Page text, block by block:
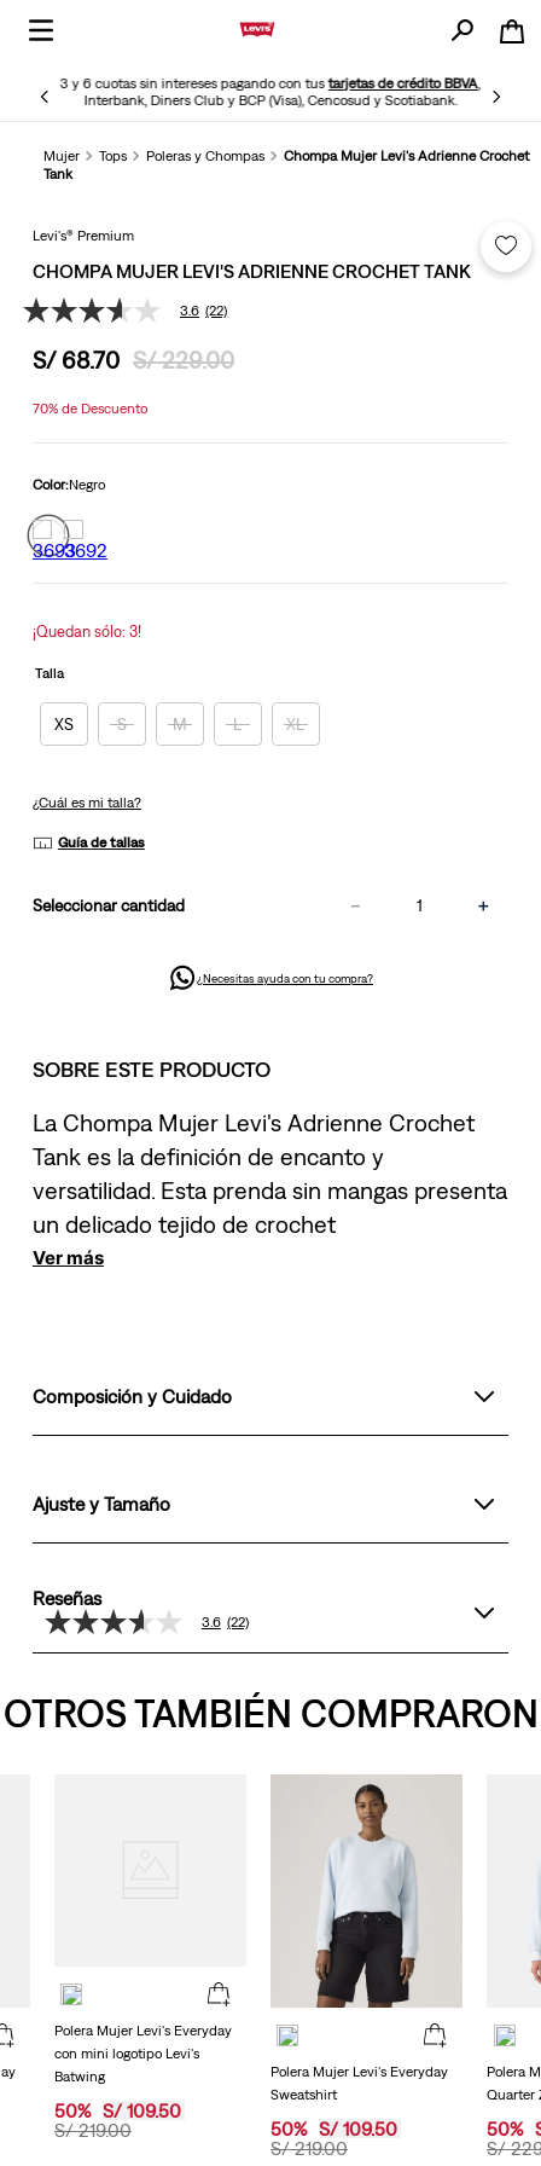
3 y 6 cuotas sin intereses pagando con tustarjetas de crédito BBVA,
Interbank, Diners Club y BCP (Visa), Cencosud y Scotiabank.
Mujer Tops Poleras y Chompas
Chompa Mujer Levi's Adrienne Crochet
Tank
Levi's® Premium
CHOMPA MUJER LEVI'S ADRIENNE CROCHET TANK
3.6
5
medio
Read
22
Reviews.
Enlace
en
3.6 (22)
S/ 68.70 S/ 229.00
70%de Descuento
Color:Negro
¡Quedan sólo: 3!
Talla
XS S M L XL
¿Cuál es mi talla?
Guía de tallas
cantidad ＋
－
¿Necesitas ayuda con tu compra?
SOBRE ESTE PRODUCTO
La Chompa Mujer Levi's Adrienne Crochet
Tank es la definición de encanto y
versatilidad. Esta prenda sin mangas presenta
un delicado tejido de crochet
Ver más
Composición y Cuidado
Ajuste y Tamaño
Reseñas
3.6
de
valor
medio
3.6 (22)
OTROS TAMBIÉN COMPRARON
Polera Mujer Levi's Everyday
con mini logotipo Levi's
Batwing
S/ 219.00
50% S/ 109.50
Polera Mujer Levi's Everyday
Sweatshirt
S/ 219.00
50% S/ 109.50
Polera
Quarter
S/
50%